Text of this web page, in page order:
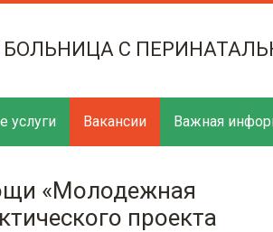
С
услуги Вакансии Важная
«Молодежная
проекта